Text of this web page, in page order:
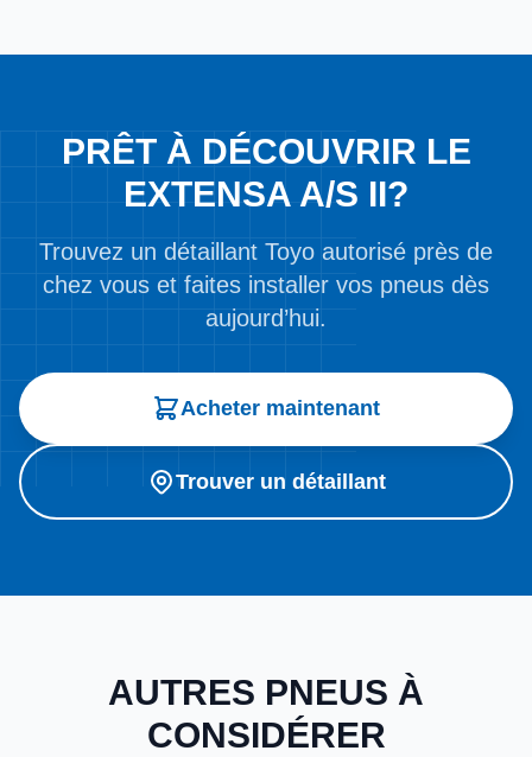
PRÊT À DÉCOUVRIR LE
EXTENSA A/S II?
Trouvez un détaillant Toyo autorisé près de
chez vous et faites installer vos pneus dès
aujourd’hui.
Acheter maintenant
Trouver un détaillant
AUTRES PNEUS À
CONSIDÉRER